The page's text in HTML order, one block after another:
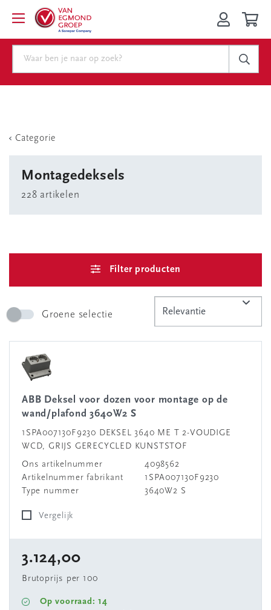
Categorie
Montagedeksels
228 artikelen
Filter producten
Groene selectie
ABB Deksel voor dozen voor montage op de
wand/plafond 3640W2 S
1SPA007130F9230 DEKSEL 3640 ME T 2-VOUDIGE
WCD, GRIJS GERECYCLED KUNSTSTOF
Ons artikelnummer
4098562
Artikelnummer fabrikant
1SPA007130F9230
Type nummer
3640W2 S
Vergelijk
3.124,00
Brutoprijs per 100
Op voorraad: 14